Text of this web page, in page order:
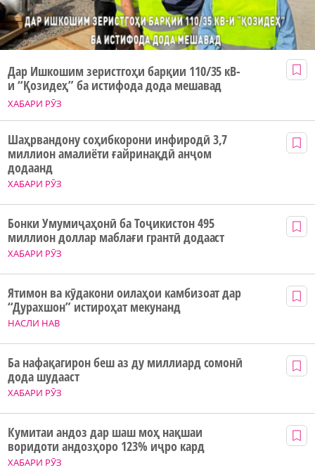
ХАБАРИ РӮЗ
Дар Ишкошим зеристгоҳи барқии 110/35 кВ-
и “Қозидеҳ” ба истифода дода мешавад
ХАБАРИ РӮЗ
Шаҳрвандону соҳибкорони инфиродӣ 3,7
миллион амалиёти ғайринақдӣ анҷом
додаанд
ХАБАРИ РӮЗ
Бонки Умумиҷаҳонӣ ба Тоҷикистон 495
миллион доллар маблағи грантӣ додааст
НАСЛИ НАВ
Ятимон ва кӯдакони оилаҳои камбизоат дар
“Дурахшон” истироҳат мекунанд
ХАБАРИ РӮЗ
Ба нафақагирон беш аз ду миллиард сомонӣ
дода шудааст
ХАБАРИ РӮЗ
Кумитаи андоз дар шаш моҳ нақшаи
воридоти андозҳоро 123% иҷро кард